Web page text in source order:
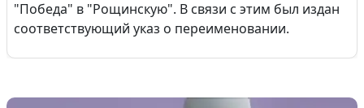
"Победа" в "Рощинскую". В связи с этим был издан
соответствующий указ о переименовании.